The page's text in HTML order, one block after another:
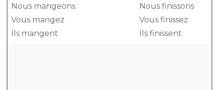
Nous mangeons
Vous mangez
Ils mangent
Nous finissons
Vous finissez
Ils finissent